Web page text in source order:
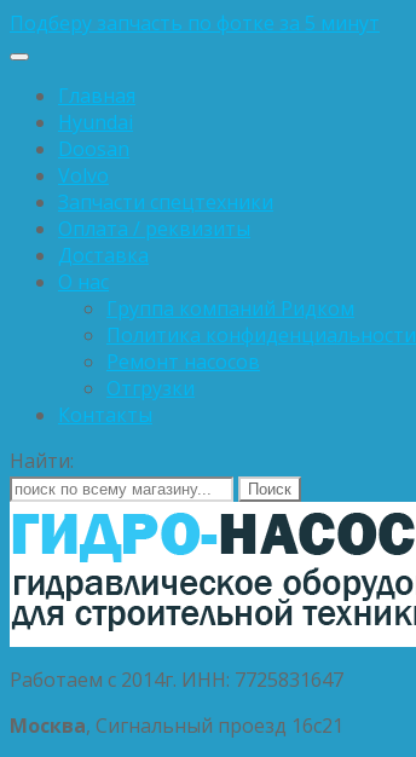
Подберу запчасть по фотке за 5 минут
Главная
Hyundai
Doosan
Volvo
Запчасти спецтехники
Оплата / реквизиты
Доставка
О нас
Группа компаний Ридком
Политика конфиденциальности
Ремонт насосов
Отгрузки
Контакты
Найти:
Работаем с 2014г. ИНН: 7725831647
Москва, Сигнальный проезд 16с21